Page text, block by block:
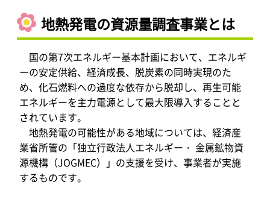
地熱発電の資源量調査事業とは
国の第7次エネルギー基本計画において、エネルギ
ーの安定供給、経済成長、脱炭素の同時実現のた
め、化石燃料への過度な依存から脱却し、再生可能
エネルギーを主力電源として最大限導入することと
されています。
地熱発電の可能性がある地域については、経済産
業省所管の「独立行政法人エネルギー・ 金属鉱物資
源機構（JOGMEC）」の支援を受け、事業者が実施
するものです。